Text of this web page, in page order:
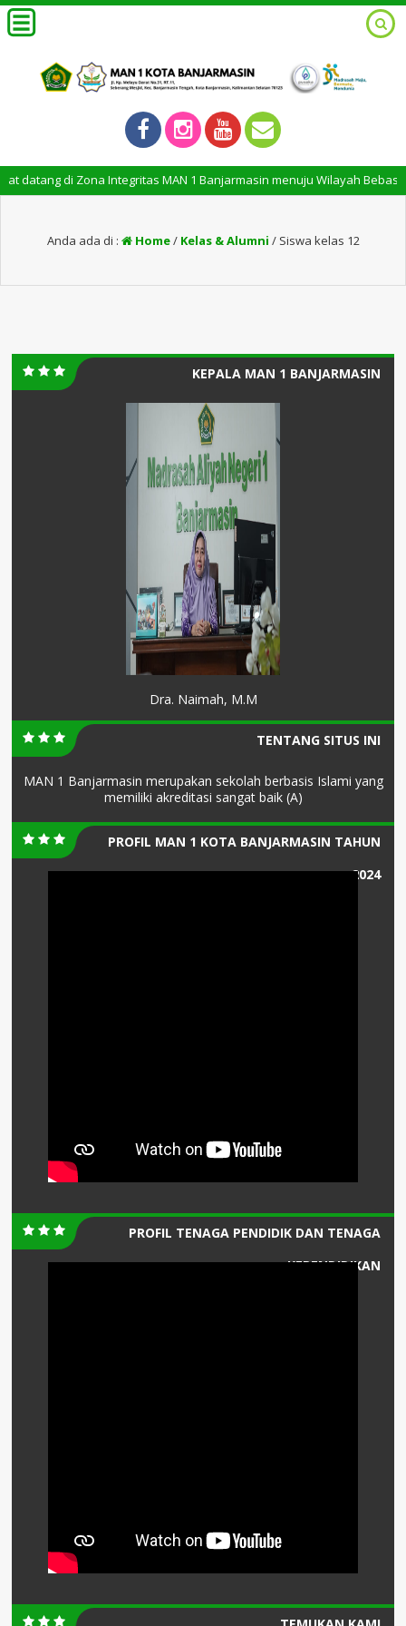
datang di Zona Integritas MAN 1 Banjarmasin menuju Wilayah Bebas
Anda ada di : Home/ Kelas & Alumni / Siswa kelas 12
KEPALA MAN 1 BANJARMASIN
Dra. Naimah, M.M
TENTANG SITUS INI
MAN 1 Banjarmasin merupakan sekolah berbasis Islami yang
memiliki akreditasi sangat baik (A)
PROFIL MAN 1 KOTA BANJARMASIN TAHUN
2024
PROFIL TENAGA PENDIDIK DAN TENAGA
KEPENDIDIKAN